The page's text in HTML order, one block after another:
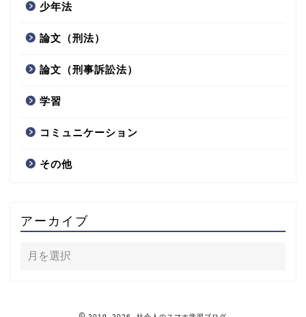
少年法
論文（刑法）
論文（刑事訴訟法）
学習
コミュニケーション
その他
アーカイブ